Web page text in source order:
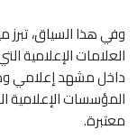
العلامات الإعلامية
داخل مشهد إعلامي
المؤسسات الإعلامية
معتبرة.